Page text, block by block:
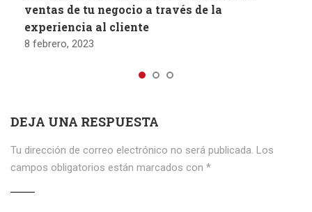
ventas de tu negocio a través de la
experiencia al cliente
8 febrero, 2023
DEJA UNA RESPUESTA
Tu dirección de correo electrónico no será publicada. Los
campos obligatorios están marcados con *